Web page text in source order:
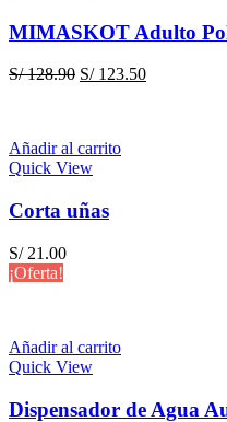
MIMASKOT Adulto
S/128.90 El
S/ 128.90.
S/123.50El
Añadir al carrito
Quick View
Corta uñas
S/21.00
¡Oferta!
Añadir al carrito
Quick View
Dispensador de Agua